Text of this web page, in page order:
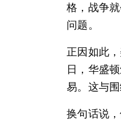
格，战争
问题。
正因如此
日，华盛
易。这与
换句话说